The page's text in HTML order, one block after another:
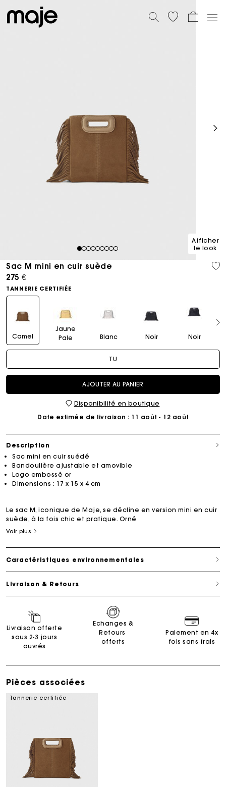
123456789
Afficher
le look
Sac M mini en cuir suède
275 €
TANNERIE CERTIFIÉE
Camel
Jaune
Pale
Blanc Noir Noir
TU
AJOUTER AU PANIER
Disponibilité en boutique
Date estimée de livraison : 11 août - 12 août
Description
Sac mini en cuir suédé
Bandoulière ajustable et amovible
Logo embossé or
Dimensions : 17 x 15 x 4 cm
Le sac M, iconique de Maje, se décline en version mini en cuir
suède, à la fois chic et pratique. Orné
Voir plus
Caractéristiques environnementales
Livraison & Retours
Livraison offerte
sous 2-3 jours
ouvrés
Echanges &
Retours
offerts
Paiement en 4x
fois sans frais
Pièces associées
Tannerie certifiée